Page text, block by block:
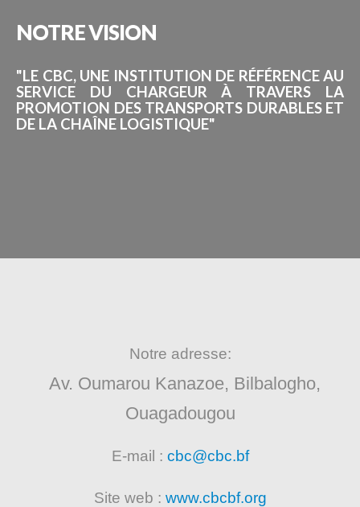
NOTREVISION
"LE CBC, UNE INSTITUTION DE RÉFÉRENCE AU
SERVICE DU CHARGEUR À TRAVERS LA
PROMOTION DES TRANSPORTS DURABLES ET
DE LA CHAÎNE LOGISTIQUE"
Notre adresse:
Av. Oumarou Kanazoe, Bilbalogho,
Ouagadougou
E-mail : cbc@cbc.bf
Site web : www.cbcbf.org